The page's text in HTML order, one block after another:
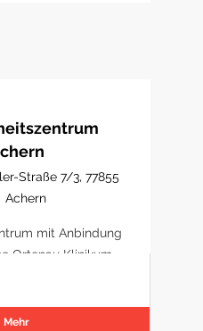
Straße 7/3, 77855
Achern
mit Anbindung
Ortenau Klinikum
Mehr